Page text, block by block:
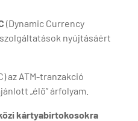
(Dynamic Currency
nyújtásáért
az ATM-tranzakció
„élő” árfolyam.
kártyabirtokosokra